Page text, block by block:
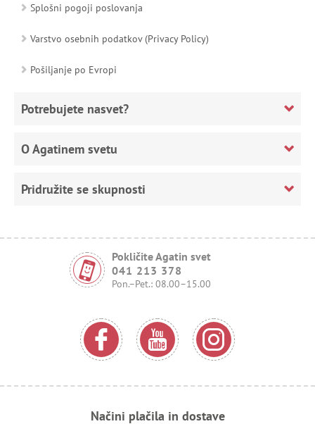
Splošni pogoji poslovanja
Varstvo osebnih podatkov (Privacy Policy)
Pošiljanje po Evropi
Potrebujete nasvet?
O Agatinem svetu
Pridružite se skupnosti
Pokličite Agatin svet
041 213 378
Pon.–Pet.: 08.00–15.00
Načini plačila in dostave